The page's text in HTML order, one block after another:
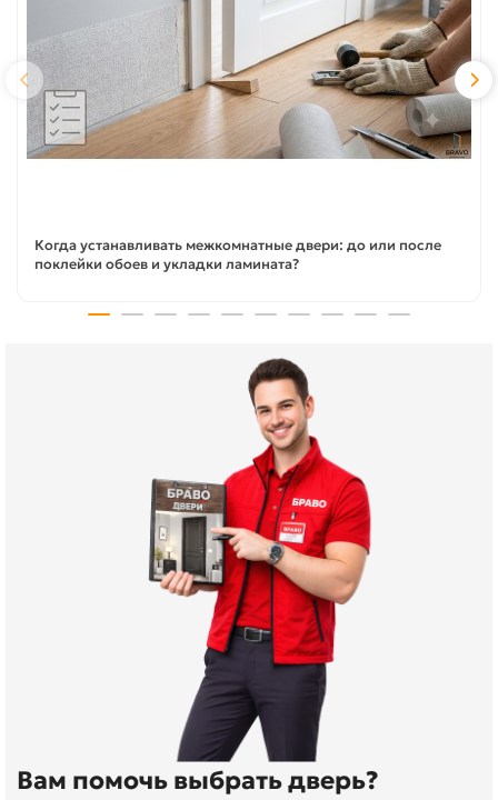
Когда устанавливать межкомнатные двери: до или после
поклейки обоев и укладки ламината?
Вам помочь выбрать дверь?